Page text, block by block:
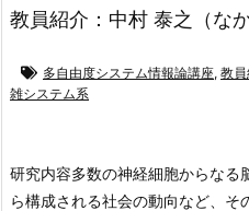
教員紹介：中村 泰之（な
多自由度システム情報論講座, 教
雑システム系
研究内容多数の神経細胞からなる
ら構成される社会の動向など、そ